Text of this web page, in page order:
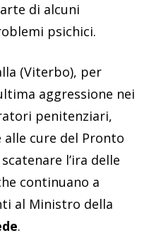
di alcuni
psichici.
(Viterbo), per
aggressione nei
penitenziari,
cure del Pronto
l’ira delle
continuano a
al Ministro della
.